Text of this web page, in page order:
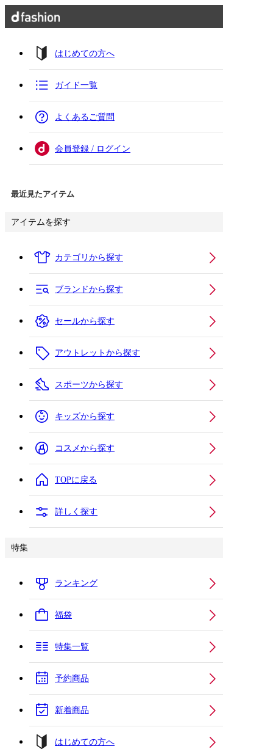
はじめての方へ
ガイド一覧
よくあるご質問
会員登録 / ログイン
最近見たアイテム
アイテムを探す
カテゴリから探す
ブランドから探す
セールから探す
アウトレットから探す
スポーツから探す
キッズから探す
コスメから探す
TOPに戻る
詳しく探す
特集
ランキング
福袋
特集一覧
予約商品
新着商品
はじめての方へ